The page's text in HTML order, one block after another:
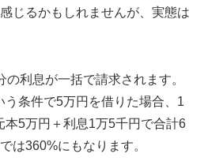
じるかもしれませんが、実態は
の利息が一括で請求されます。
条件で5万円を借りた場合、1
本5万円＋利息1万5千円で合計6
は360%にもなります。